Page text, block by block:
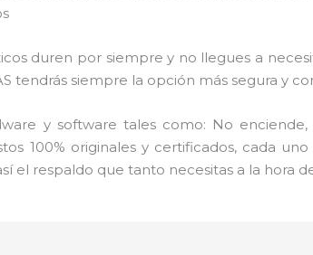
duren por siempre y no llegues a
tendrás siempre la opción más segura y
y software tales como: No
100% originales y certificados, cada
el respaldo que tanto necesitas a la hora